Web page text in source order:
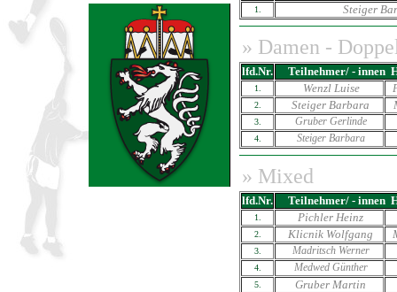
1. Steiger
» Damen -
lfd.Nr. Teilnehmer/ - innen
1. Wenzl Luise
2. Steiger Barbara
3. Gruber Gerlinde
4. Steiger Barbara
» Mixed
lfd.Nr. Teilnehmer/ - innen
1. Pichler Heinz
2. Klicnik Wolfgang
3. Madritsch Werner
4. Medwed Günther
5. Gruber Martin